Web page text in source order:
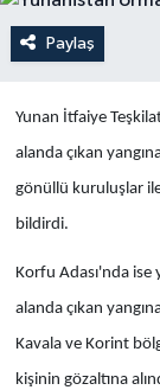
Paylaş
Yunan İtfaiye
alanda çıkan
gönüllü kuruluşlar
bildirdi.
Korfu Adası'nda ise
alanda çıkan
Kavala ve Korint
kişinin gözaltına
Yaşam
Bi̇li̇m &
Eği̇ti̇m